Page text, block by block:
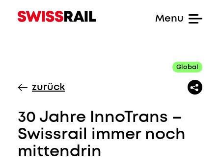
Global
zurück
30 Jahre InnoTrans –
Swissrail immer noch
mittendrin